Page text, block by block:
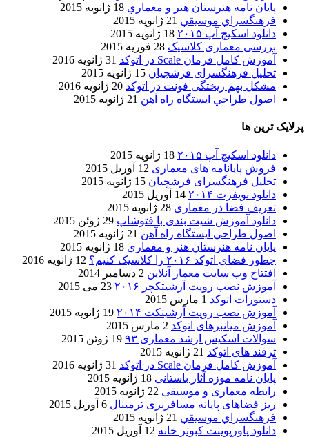
پایان نامه هنرستان هنر و معماري 18 ژانویه 2015
فرهنگسراي موسيقي 21 ژانویه 2015
دانلود اسکیچ آپ ۲۰۱۵
18 ژانویه 2015
بررسی معماری کلاسیک 28 فوریه 2015
آموزش کامل فرمان Scale در اتوکد
31 ژانویه 2016
تحلیل فرهنگسرای فرشچیان 15 ژانویه 2015
مشکل بهم ریختگی فونت در اتوکد 20 ژانویه 2016
اصول طراحي ایستگاه راه آهن 21 ژانویه 2015
پرلایک ترین ها
دانلود اسکیچ آپ ۲۰۱۵
18 ژانویه 2015
فروش پایانامه های معماری 12 آوریل 2015
تحلیل فرهنگسرای فرشچیان 15 ژانویه 2015
دانلود نویفرت ۲۰۱۴
14 آوریل 2015
تعریف فضا در معماری 28 ژانویه 2015
دانلود آموزش شیت بندی با فتوشاپ 29 ژوئن 2015
اصول طراحي ایستگاه راه آهن 21 ژانویه 2015
پایان نامه هنرستان هنر و معماري 18 ژانویه 2015
چطور فضای اتوکد ۲۰۱۶ را کلاسیک کنیم؟
12 ژانویه 2016
افتتاح وب سایت معمار آنلاین 2 دسامبر 2014
آموزش نصب رویت آرشیتکچر ۲۰۱۶
23 می 2015
دستورات اتوکد 1 مارس 2015
آموزش نصب رویت آرشیتکت ۲۰۱۴
19 ژانویه 2015
آموزش میانبرهای اتوکد 2 مارس 2015
سوالات اسکیس ارشد معماری ۹۳
19 ژوئن 2015
ترفند های اتوکد 21 ژانویه 2015
آموزش کامل فرمان Scale در اتوکد
31 ژانویه 2016
پایان نامه موزه آثار باستانی 18 ژانویه 2015
رابطه معماری و موسیقی 22 ژانویه 2015
ریز فضاهای پایانه مسافربری ترمینال 6 آوریل 2015
فرهنگسراي موسيقي 21 ژانویه 2015
دانلود پاورپوینت کبوتر خانه 12 آوریل 2015